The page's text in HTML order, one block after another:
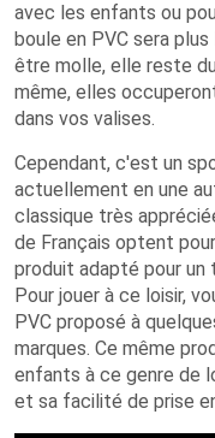
avec les enfants ou
boule en PVC sera
être molle, elle reste
même, elles
dans vos valises.
Cependant, c'est un
actuellement en une
classique très
de Français optent
produit adapté pour un
Pour jouer à ce loisir,
PVC proposé à
marques. Ce même
enfants à ce genre de
et sa facilité de prise